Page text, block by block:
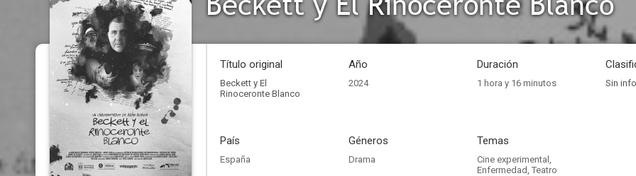
Título original
Beckett y El
Rinoceronte Blanco
Año
2024
Duración
1 hora y 16 minutos Sin
País
España
Géneros
Drama
Temas
Cine experimental ,
Enfermedad, Teatro